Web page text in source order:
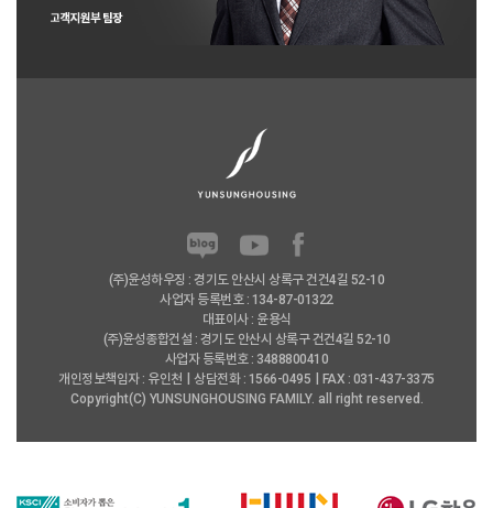
(주)윤성하우징 : 경기도 안산시 상록구 건건4길 52-10
사업자 등록번호 : 134-87-01322
대표이사 : 윤용식
(주)윤성종합건설 : 경기도 안산시 상록구 건건4길 52-10
사업자 등록번호 : 3488800410
개인정보책임자 : 유인천
상담전화 : 1566-0495
FAX : 031-437-3375
Copyright(C) YUNSUNGHOUSING FAMILY. all right reserved.